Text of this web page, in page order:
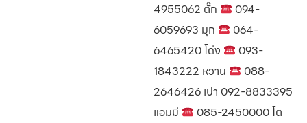
4955062 ตั๊ก
094-
6059693 มุก
064-
6465420 โด่ง
093-
1843222 หวาน
088-
2646426 เปา 092-8833395
แอมมี
085-2450000 โต